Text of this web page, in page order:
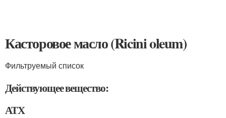
Касторовое масло (Ricini oleum)
Фильтруемый список
Действующее вещество:
АТХ